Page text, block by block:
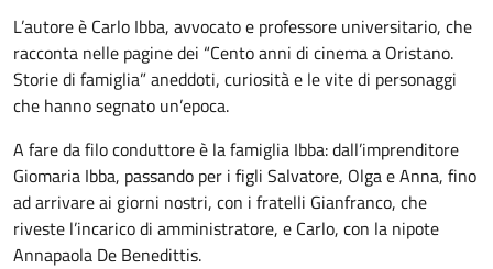
L’autore è Carlo Ibba, avvocato e professore universitario, che
racconta nelle pagine dei “Cento anni di cinema a Oristano.
Storie di famiglia” aneddoti, curiosità e le vite di personaggi
che hanno segnato un’epoca.
A fare da filo conduttore è la famiglia Ibba: dall’imprenditore
Giomaria Ibba, passando per i figli Salvatore, Olga e Anna, fino
ad arrivare ai giorni nostri, con i fratelli Gianfranco, che
riveste l’incarico di amministratore, e Carlo, con la nipote
Annapaola De Benedittis.